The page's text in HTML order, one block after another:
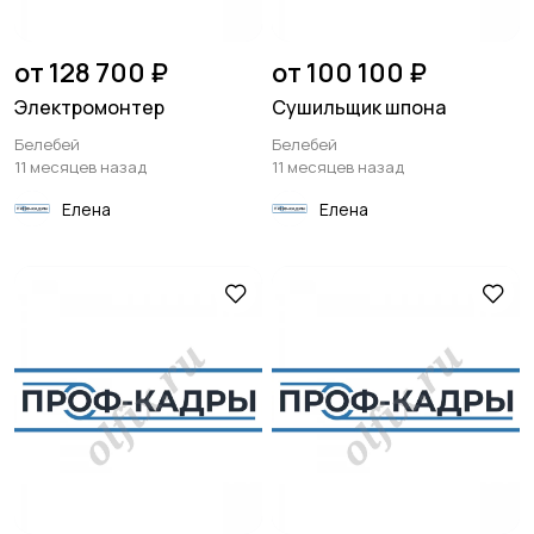
от 128 700 ₽
Электромонтер
Белебей
11 месяцев назад
Елена
от 100 100 ₽
Сушильщик шпона
Белебей
11 месяцев назад
Елена